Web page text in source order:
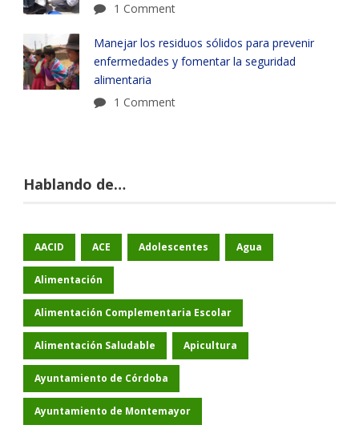
1 Comment
Manejar los residuos sólidos para prevenir
enfermedades y fomentar la seguridad
alimentaria
1 Comment
Hablando de…
AACID ACE Adolescentes Agua
Alimentación
Alimentación Complementaria Escolar
Alimentación Saludable Apicultura
Ayuntamiento de Córdoba
Ayuntamiento de Montemayor